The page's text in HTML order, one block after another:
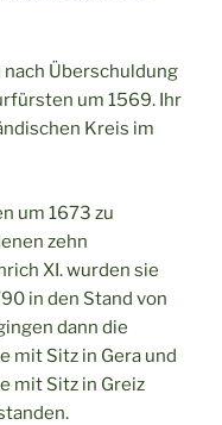
Überschuldung
um 1569. Ihr
Kreis im
um 1673 zu
zehn
XI. wurden sie
in den Stand von
dann die
mit Sitz in Gera und
mit Sitz in Greiz